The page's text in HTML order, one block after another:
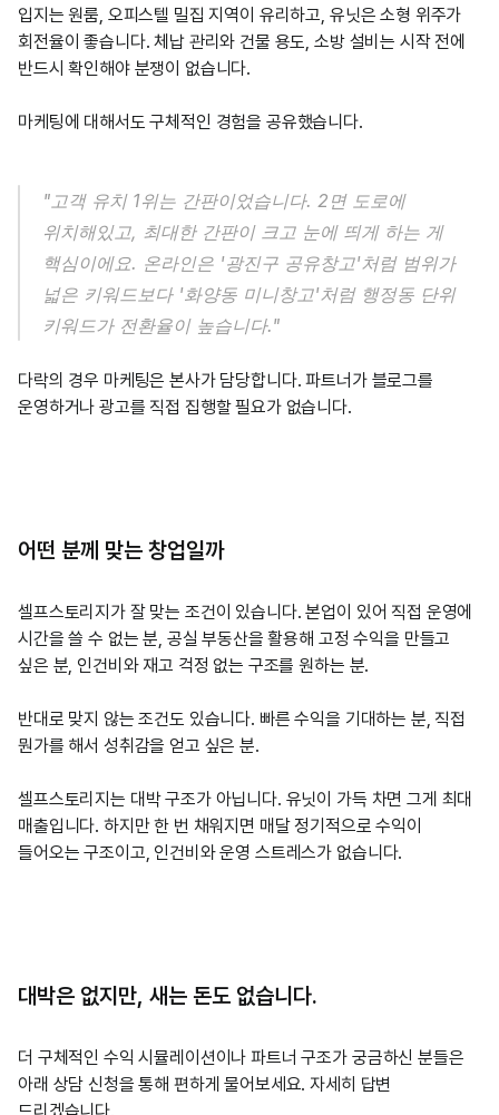
입지는 원룸, 오피스텔 밀집 지역이 유리하고, 유닛은 소형 위주가
회전율이 좋습니다. 체납 관리와 건물 용도, 소방 설비는 시작 전에
반드시 확인해야 분쟁이 없습니다.
마케팅에 대해서도 구체적인 경험을 공유했습니다.
"고객 유치 1위는 간판이었습니다. 2면 도로에
위치해있고, 최대한 간판이 크고 눈에 띄게 하는 게
핵심이에요. 온라인은 '광진구 공유창고'처럼 범위가
넓은 키워드보다 '화양동 미니창고'처럼 행정동 단위
키워드가 전환율이 높습니다."
다락의 경우 마케팅은 본사가 담당합니다. 파트너가 블로그를
운영하거나 광고를 직접 집행할 필요가 없습니다.
어떤 분께 맞는 창업일까
셀프스토리지가 잘 맞는 조건이 있습니다. 본업이 있어 직접 운영에
시간을 쓸 수 없는 분, 공실 부동산을 활용해 고정 수익을 만들고
싶은 분, 인건비와 재고 걱정 없는 구조를 원하는 분.
반대로 맞지 않는 조건도 있습니다. 빠른 수익을 기대하는 분, 직접
뭔가를 해서 성취감을 얻고 싶은 분.
셀프스토리지는 대박 구조가 아닙니다. 유닛이 가득 차면 그게 최대
매출입니다. 하지만 한 번 채워지면 매달 정기적으로 수익이
들어오는 구조이고, 인건비와 운영 스트레스가 없습니다.
대박은 없지만, 새는 돈도 없습니다.
더 구체적인 수익 시뮬레이션이나 파트너 구조가 궁금하신 분들은
아래 상담 신청을 통해 편하게 물어보세요. 자세히 답변